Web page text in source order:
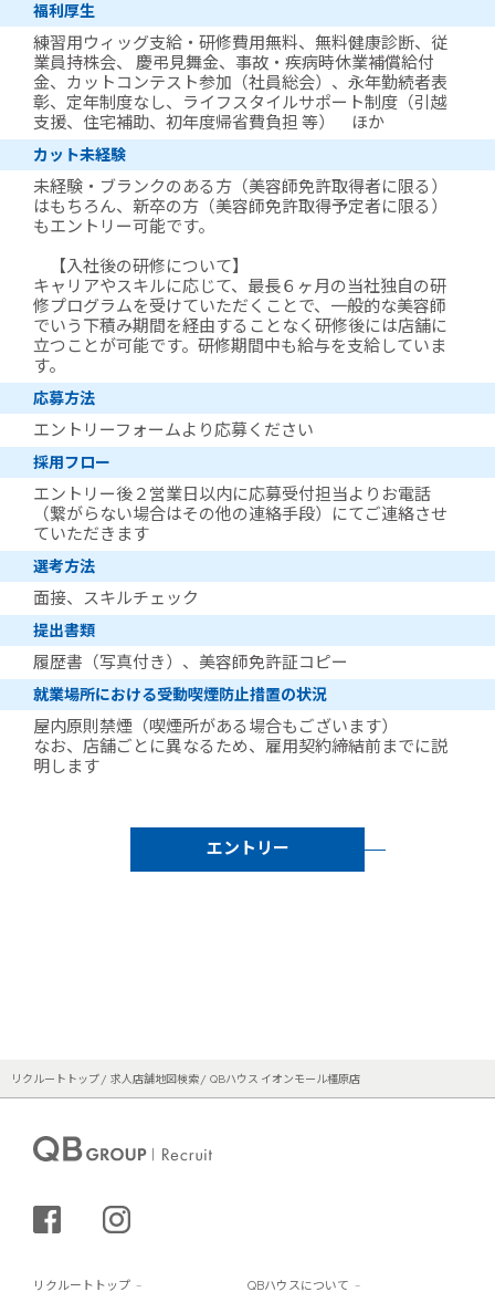
福利厚生
練習用ウィッグ支給・研修費用無料、無料健康診断、従
業員持株会、 慶弔見舞金、事故・疾病時休業補償給付
金、カットコンテスト参加（社員総会）、永年勤続者表
彰、定年制度なし、ライフスタイルサポート制度（引越
支援、住宅補助、初年度帰省費負担 等） ほか
カット未経験
未経験・ブランクのある方（美容師免許取得者に限る）
はもちろん、新卒の方（美容師免許取得予定者に限る）
もエントリー可能です。
【入社後の研修について】
キャリアやスキルに応じて、最長６ヶ月の当社独自の研
修プログラムを受けていただくことで、一般的な美容師
でいう下積み期間を経由することなく研修後には店舗に
立つことが可能です。研修期間中も給与を支給していま
す。
応募方法
エントリーフォームより応募ください
採用フロー
エントリー後２営業日以内に応募受付担当よりお電話
（繋がらない場合はその他の連絡手段）にてご連絡させ
ていただきます
選考方法
面接、スキルチェック
提出書類
履歴書（写真付き）、美容師免許証コピー
就業場所における受動喫煙防止措置の状況
屋内原則禁煙（喫煙所がある場合もございます）
なお、店舗ごとに異なるため、雇用契約締結前までに説
明します
エントリー
リクルートトップ 求人店舗地図検索 QBハウス イオンモール橿原店
シェアする
リクルートトップ QBハウスについて